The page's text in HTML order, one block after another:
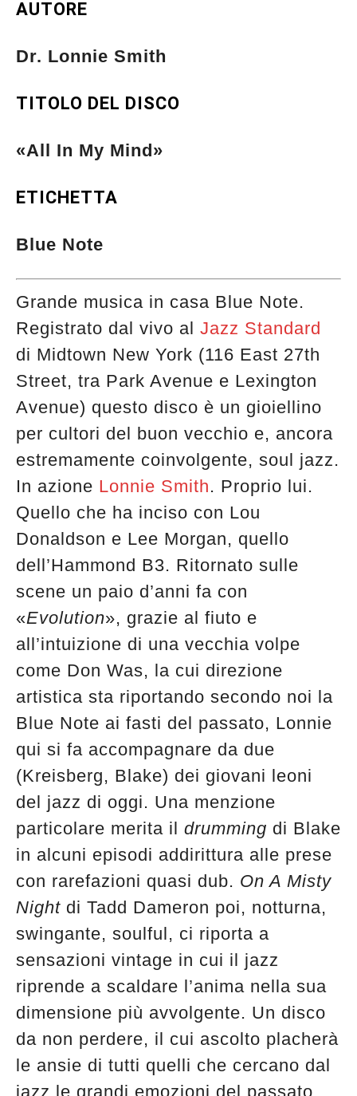
Musica Jazz di luglio 2026 è in
edicola
AUTORE
Dr. Lonnie Smith
TITOLO DEL DISCO
«All In My Mind»
ETICHETTA
Blue Note
Grande musica in casa Blue Note.
Registrato dal vivo al Jazz Standard
di Midtown New York (116 East 27th
Street, tra Park Avenue e Lexington
Avenue) questo disco è un gioiellino
per cultori del buon vecchio e, ancora
estremamente coinvolgente, soul jazz.
In azione Lonnie Smith. Proprio lui.
Quello che ha inciso con Lou
Donaldson e Lee Morgan, quello
dell’Hammond B3. Ritornato sulle
scene un paio d’anni fa con
«Evolution», grazie al fiuto e
all’intuizione di una vecchia volpe
come Don Was, la cui direzione
artistica sta riportando secondo noi la
Blue Note ai fasti del passato, Lonnie
qui si fa accompagnare da due
(Kreisberg, Blake) dei giovani leoni
del jazz di oggi. Una menzione
particolare merita il drumming di Blake
in alcuni episodi addirittura alle prese
con rarefazioni quasi dub. On A Misty
Night di Tadd Dameron poi, notturna,
swingante, soulful, ci riporta a
sensazioni vintage in cui il jazz
riprende a scaldare l’anima nella sua
dimensione più avvolgente. Un disco
da non perdere, il cui ascolto placherà
le ansie di tutti quelli che cercano dal
jazz le grandi emozioni del passato.